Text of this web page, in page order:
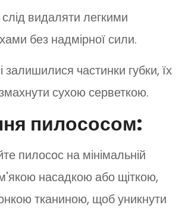
видаляти легкими
без надмірної сили.
залишилися частинки губки, їх
сухою серветкою.
пилососом:
пилосос на мінімальній
насадкою або щіткою,
тканиною, щоб уникнути